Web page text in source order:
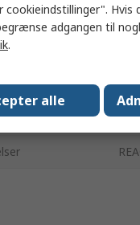
09-
cookieindstillinger". Hvis
adgangen til
.
alle